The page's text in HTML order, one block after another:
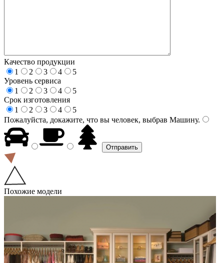
Качество продукции
1
2 3 4
5
Уровень сервиса
1
2 3 4
5
Срок изготовления
1
2 3 4
5
Пожалуйста, докажите, что вы человек, выбрав Машину.
Похожие модели